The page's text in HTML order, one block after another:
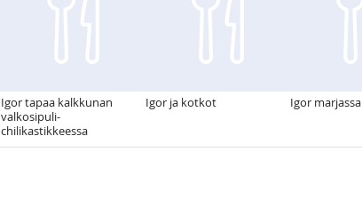
Igor tapaa kalkkunan
valkosipuli-
chilikastikkeessa
Igor ja kotkot Igor marjassa